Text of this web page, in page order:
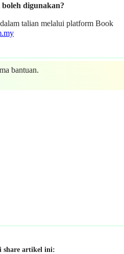
digunakan?
talian melalui platform Book
bantuan.
share artikel ini: